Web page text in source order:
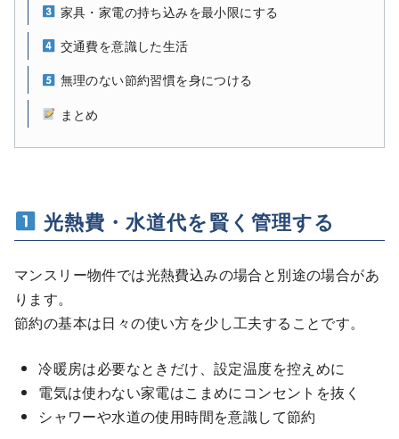
家具・家電の持ち込みを最小限にする
交通費を意識した生活
無理のない節約習慣を身につける
まとめ
光熱費・水道代を賢く管理する
マンスリー物件では光熱費込みの場合と別途の場合があ
ります。
節約の基本は日々の使い方を少し工夫することです。
冷暖房は必要なときだけ、設定温度を控えめに
電気は使わない家電はこまめにコンセントを抜く
シャワーや水道の使用時間を意識して節約